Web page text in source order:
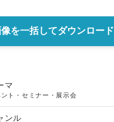
を一括してダウンロード
マ
ント・セミナー・展示会
ンル